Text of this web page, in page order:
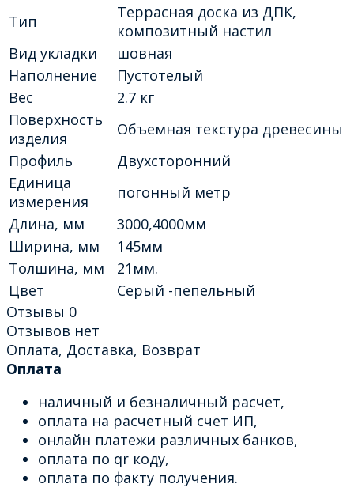
Тип
Террасная доска из ДПК,
композитный настил
Вид укладки
шовная
Наполнение
Пустотелый
Вес
2.7 кг
Поверхность
изделия
Объемная текстура древесины
Профиль
Двухсторонний
Единица
измерения
погонный метр
Длина, мм
3000,4000мм
Ширина, мм
145мм
Толшина, мм
21мм.
Цвет
Серый -пепельный
Отзывы 0
Отзывов нет
Оплата, Доставка, Возврат
Оплата
наличный и безналичный расчет,
оплата на расчетный счет ИП,
онлайн платежи различных банков,
оплата по qr коду,
оплата по факту получения.